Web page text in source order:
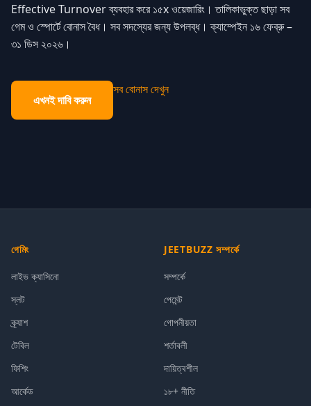
Effective Turnover ব্যবহার করে ১৫x ওয়েজারিং। তালিকাভুক্ত ছাড়া সব
গেম ও স্পোর্টে বোনাস বৈধ। সব সদস্যের জন্য উপলব্ধ। ক্যাম্পেইন ১৬ ফেব্রু –
৩১ ডিস ২০২৬।
এখনই দাবি করুন
সব বোনাস দেখুন
গেমিং
লাইভ ক্যাসিনো
স্লট
ক্র্যাশ
টেবিল
ফিশিং
আর্কেড
JEETBUZZ সম্পর্কে
সম্পর্কে
পেমেন্ট
গোপনীয়তা
শর্তাবলী
দায়িত্বশীল
১৮+ নীতি